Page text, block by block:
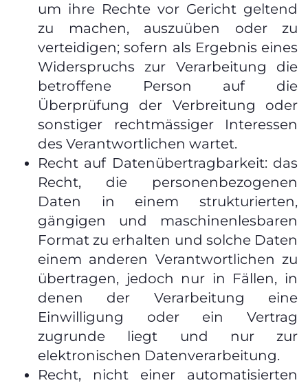
um ihre Rechte vor Gericht geltend
zu machen, auszuüben oder zu
verteidigen; sofern als Ergebnis eines
Widerspruchs zur Verarbeitung die
betroffene Person auf die
Überprüfung der Verbreitung oder
sonstiger rechtmässiger Interessen
des Verantwortlichen wartet.
Recht auf Datenübertragbarkeit: das
Recht, die personenbezogenen
Daten in einem strukturierten,
gängigen und maschinenlesbaren
Format zu erhalten und solche Daten
einem anderen Verantwortlichen zu
übertragen, jedoch nur in Fällen, in
denen der Verarbeitung eine
Einwilligung oder ein Vertrag
zugrunde liegt und nur zur
elektronischen Datenverarbeitung.
Recht, nicht einer automatisierten